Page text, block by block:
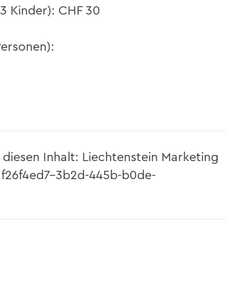
Kinder): CHF 30
Inhalt: Liechtenstein Marketing
3b2d-445b-b0de-